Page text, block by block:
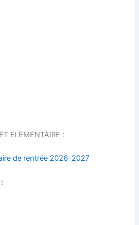
ELEMENTAIRE :
de rentrée 2026-2027